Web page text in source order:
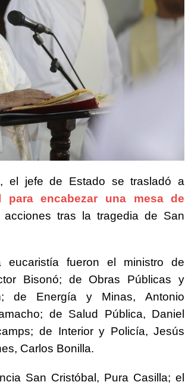
el jefe de Estado se trasladó a
para encabezar una mesa de
tras la tragedia de San
eucaristía fueron el ministro de
Bisonó; de Obras Públicas y
de Energía y Minas, Antonio
de Salud Pública, Daniel
de Interior y Policía, Jesús
Carlos Bonilla.
San Cristóbal, Pura Casilla; el